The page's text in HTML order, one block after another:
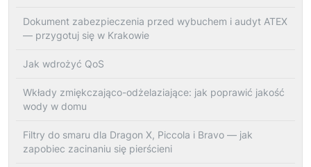
Dokument zabezpieczenia przed wybuchem i audyt ATEX
— przygotuj się w Krakowie
Jak wdrożyć QoS
Wkłady zmiękczająco-odżelaziające: jak poprawić jakość
wody w domu
Filtry do smaru dla Dragon X, Piccola i Bravo — jak
zapobiec zacinaniu się pierścieni